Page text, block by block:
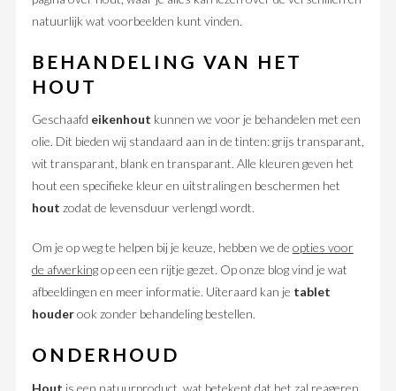
natuurlijk wat voorbeelden kunt vinden.
BEHANDELING VAN HET
HOUT
Geschaafd eikenhout kunnen we voor je behandelen met een
olie. Dit bieden wij standaard aan in de tinten: grijs transparant,
wit transparant, blank en transparant. Alle kleuren geven het
hout een specifieke kleur en uitstraling en beschermen het
hout zodat de levensduur verlengd wordt.
Om je op weg te helpen bij je keuze, hebben we de opties voor
de afwerkingop een een rijtje gezet. Op onze blog vind je wat
afbeeldingen en meer informatie. Uiteraard kan je tablet
houderook zonder behandeling bestellen.
ONDERHOUD
Hout is een natuurproduct, wat betekent dat het zal reageren